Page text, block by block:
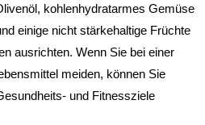
kohlenhydratarmes Gemüse
einige nicht stärkehaltige Früchte
ausrichten. Wenn Sie bei einer
meiden, können Sie
und Fitnessziele